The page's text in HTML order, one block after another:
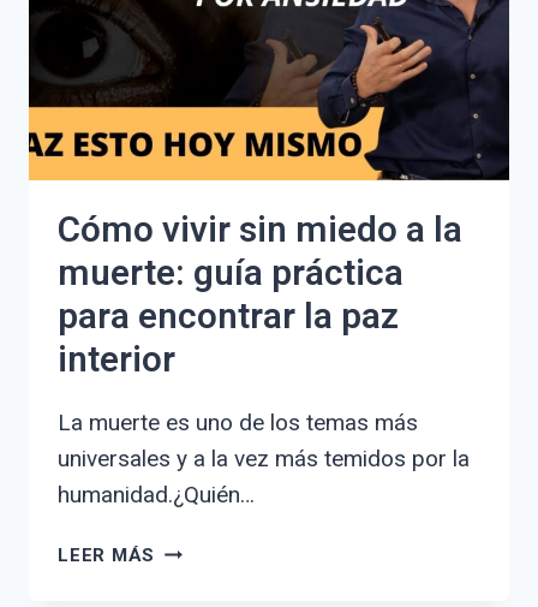
PARA
TRIUNFAR
Cómo vivir sin miedo a la
muerte: guía práctica
para encontrar la paz
interior
La muerte es uno de los temas más
universales y a la vez más temidos por la
humanidad.¿Quién…
LEER MÁS CÓMO